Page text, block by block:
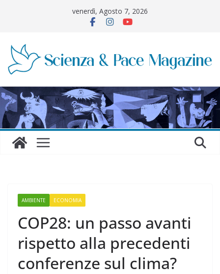
venerdì, Agosto 7, 2026
AMBIENTE ECONOMIA
COP28: un passo avanti
rispetto alla precedenti
conferenze sul clima?